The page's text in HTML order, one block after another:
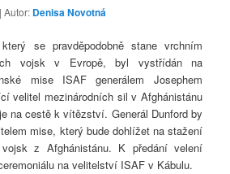
| Autor: Denisa Novotná
se pravděpodobně stane vrchním
vojsk v Evropě, byl vystřídán na
mise ISAF generálem Josephem
velitel mezinárodních sil v Afghánistánu
na cestě k vítězství. Generál Dunford by
mise, který bude dohlížet na stažení
z Afghánistánu. K předání velení
na velitelství ISAF v Kábulu.